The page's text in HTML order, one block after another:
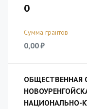
0
Сумма грантов
0,00 ₽
ОБЩЕСТВЕННАЯ
НАЦИОНАЛЬНО-